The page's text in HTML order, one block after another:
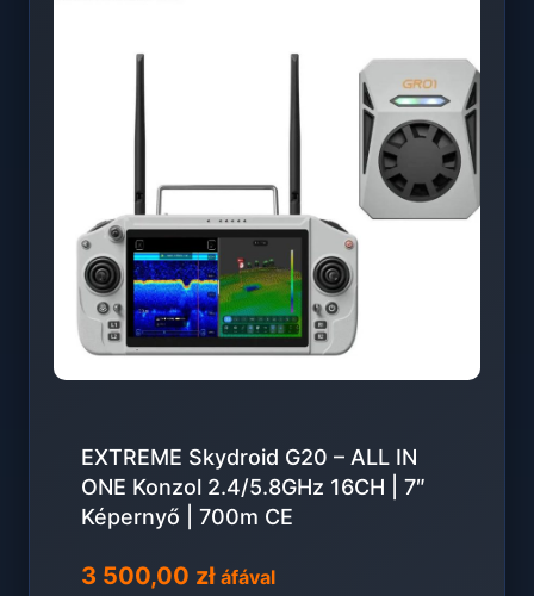
EXTREME Skydroid G20 – ALL IN
ONE Konzol 2.4/5.8GHz 16CH | 7″
Képernyő | 700m CE
3 500,00 zł áfával